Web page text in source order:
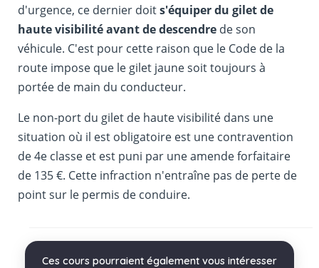
d'urgence, ce dernier doits'équiper du gilet de
haute visibilité avant de descendrede son
véhicule. C'est pour cette raison que le Code de la
route impose que le gilet jaune soit toujours à
portée de main du conducteur.
Le non-port du gilet de haute visibilité dans une
situation où il est obligatoire est une contravention
de 4e classe et est puni par une amende forfaitaire
de 135 €. Cette infraction n'entraîne pas de perte de
point sur le permis de conduire.
Ces cours pourraient également vous intéresser